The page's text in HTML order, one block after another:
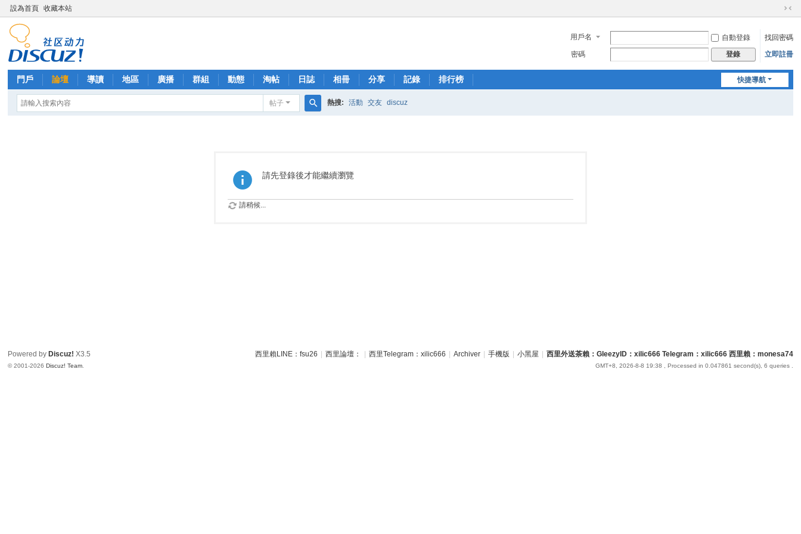
設為首頁 收藏本站
切
到
窄
用戶名 自動登錄
找回密碼
密碼
登錄 立即註冊
快捷導航
門戶 論壇 導讀 地區 廣播 群組 動態 淘帖 日誌 相冊 分享 記錄 排行榜
帖子 熱搜: 活動 交友 discuz
請先登錄後才能繼續瀏覽
請稍候...
西里賴LINE：fsu26 西里論壇： 西里Telegram：xilic666 Archiver 手機版 小黑屋 西里外送茶賴：GleezyID：xilic666 Telegram：xilic666 西里賴：monesa74
GMT+8, 2026-8-8 19:38 , Processed in 0.047861 second(s), 6 queries .
Powered by Discuz! X3.5
© 2001-2026Discuz! Team